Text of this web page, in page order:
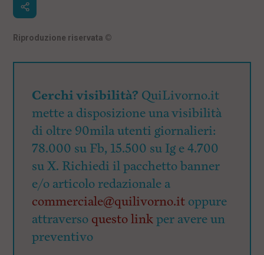
Riproduzione riservata ©
Cerchi visibilità? QuiLivorno.it
mette a disposizione una visibilità
di oltre 90mila utenti giornalieri:
78.000 su Fb, 15.500 su Ig e 4.700
su X. Richiedi il pacchetto banner
e/o articolo redazionale a
commerciale@quilivorno.it oppure
attraverso questo linkper avere un
preventivo